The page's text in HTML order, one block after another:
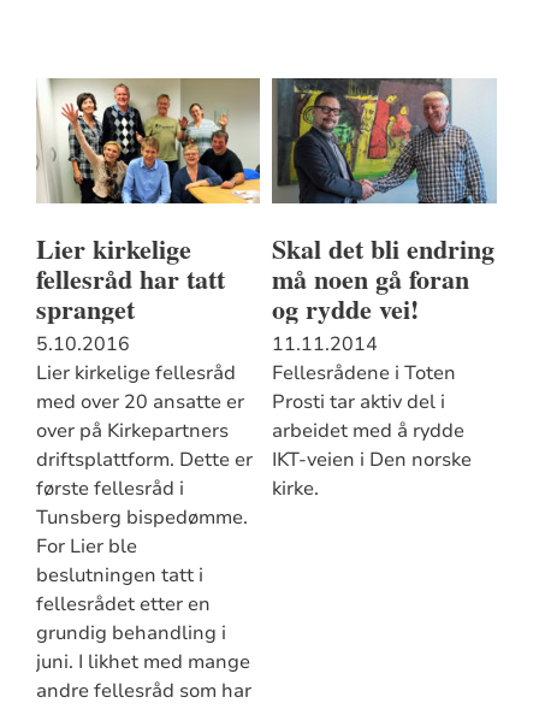
Lier kirkelige
fellesråd har tatt
spranget
5.10.2016
Lier kirkelige fellesråd
med over 20 ansatte er
over på Kirkepartners
driftsplattform. Dette er
første fellesråd i
Tunsberg bispedømme.
For Lier ble
beslutningen tatt i
fellesrådet etter en
grundig behandling i
juni. I likhet med mange
andre fellesråd som har
Skal det bli endring
må noen gå foran
og rydde vei!
11.11.2014
Fellesrådene i Toten
Prosti tar aktiv del i
arbeidet med å rydde
IKT-veien i Den norske
kirke.